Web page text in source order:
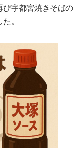
び宇都宮焼きそばの
。